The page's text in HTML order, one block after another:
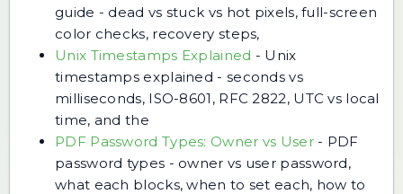
guide - dead vs stuck vs hot pixels, full-screen
color checks, recovery steps,
Unix Timestamps Explained - Unix
timestamps explained - seconds vs
milliseconds, ISO-8601, RFC 2822, UTC vs local
time, and the
PDF Password Types: Owner vs User- PDF
password types - owner vs user password,
what each blocks, when to set each, how to